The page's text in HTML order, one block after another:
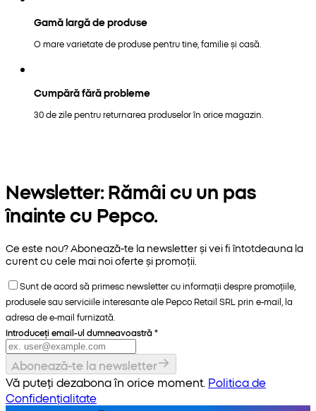
Gamă largă de produse
O mare varietate de produse pentru tine, familie și casă.
Cumpără fără probleme
30 de zile pentru returnarea produselor în orice magazin.
Newsletter: Rămâi cu un pas
înainte cu Pepco.
Ce este nou? Abonează-te la newsletter și vei fi întotdeauna la
curent cu cele mai noi oferte și promoții.
Sunt de acord să primesc newsletter cu informații despre promoțiile,
produsele sau serviciile interesante ale Pepco Retail SRL prin e-mail, la
adresa de e-mail furnizată.
Introduceți email-ul dumneavoastră *
Abonează-te la newsletter
Vă puteți dezabona în orice moment. Politica de
Confidențialitate